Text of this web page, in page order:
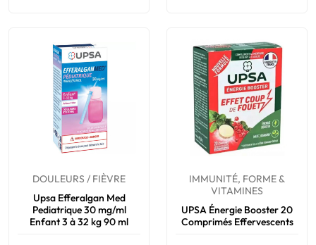
DOULEURS / FIÈVRE
Upsa Efferalgan Med
Pediatrique 30 mg/ml
Enfant 3 à 32 kg 90 ml
IMMUNITÉ, FORME &
VITAMINES
UPSA Énergie Booster 20
Comprimés Effervescents